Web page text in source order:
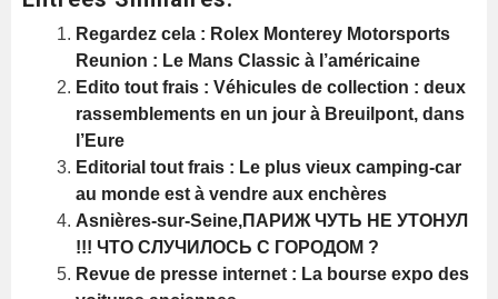
Regardez cela : Rolex Monterey Motorsports
Reunion : Le Mans Classic à l’américaine
Edito tout frais : Véhicules de collection : deux
rassemblements en un jour à Breuilpont, dans
l’Eure
Editorial tout frais : Le plus vieux camping-car
au monde est à vendre aux enchères
Asnières-sur-Seine,ПАРИЖ ЧУТЬ НЕ УТОНУЛ
!!! ЧТО СЛУЧИЛОСЬ С ГОРОДОМ ?
Revue de presse internet : La bourse expo des